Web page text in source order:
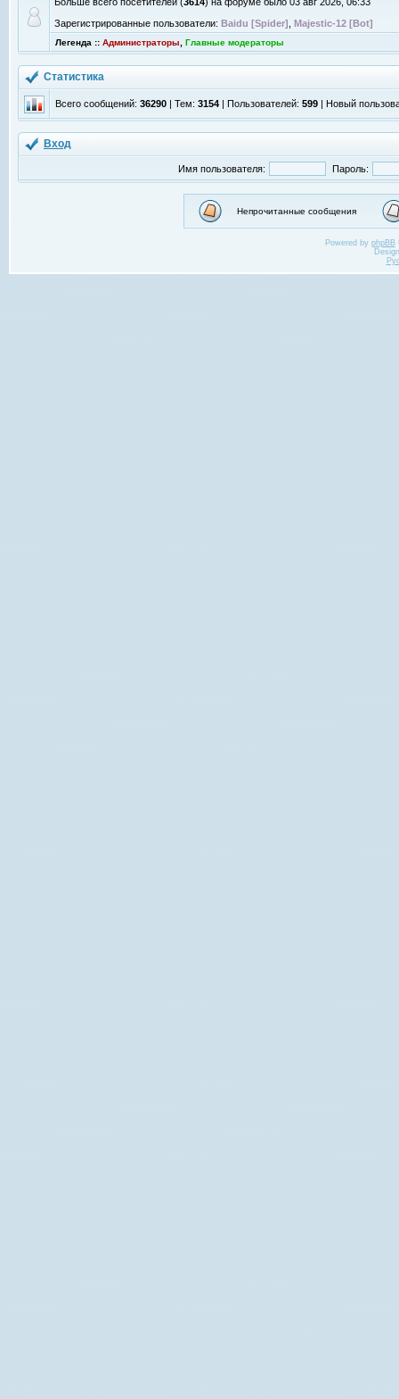
Зарегистрированные пользователи: Baidu [Spider] Majestic-12 [Bot]
Легенда :: Администраторы Главные модераторы
Статистика
Всего сообщений: 36290 | Тем: 3154 | Пользователей: 599 | Новый
Вход
Имя пользователя: Пароль:
Непрочитанные сообщения
Powered by phpBB